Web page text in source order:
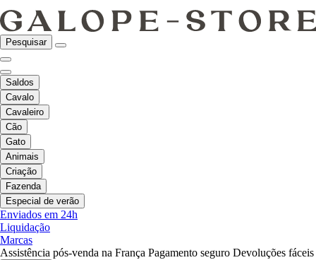
Pesquisar
Saldos
Cavalo
Cavaleiro
Cão
Gato
Animais
Criação
Fazenda
Especial de verão
Enviados em 24h
Liquidação
Marcas
Assistência pós-venda na França Pagamento seguro Devoluções fáceis